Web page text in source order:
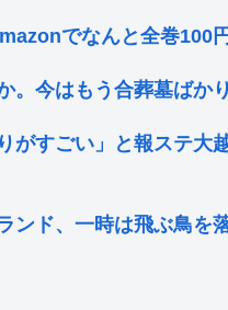
でなんと全巻100
。今はもう合葬墓ばかり
がすごい」と報ステ大
ンド、一時は飛ぶ鳥を